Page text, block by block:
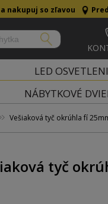
nakupuj so zľavou
LED
NÁBYTKOVÉ
Vešiaková tyč okrúhla fí
tyč